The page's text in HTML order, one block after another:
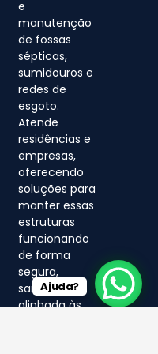
e
manutenção
de fossas
sépticas,
sumidouros e
redes de
esgoto.
Atende
residências e
empresas,
oferecendo
soluções para
manter essas
estruturas
funcionando
de forma
segura,
sanitária e
alinhada às
Ajuda?